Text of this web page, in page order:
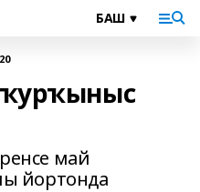
май
йортонда